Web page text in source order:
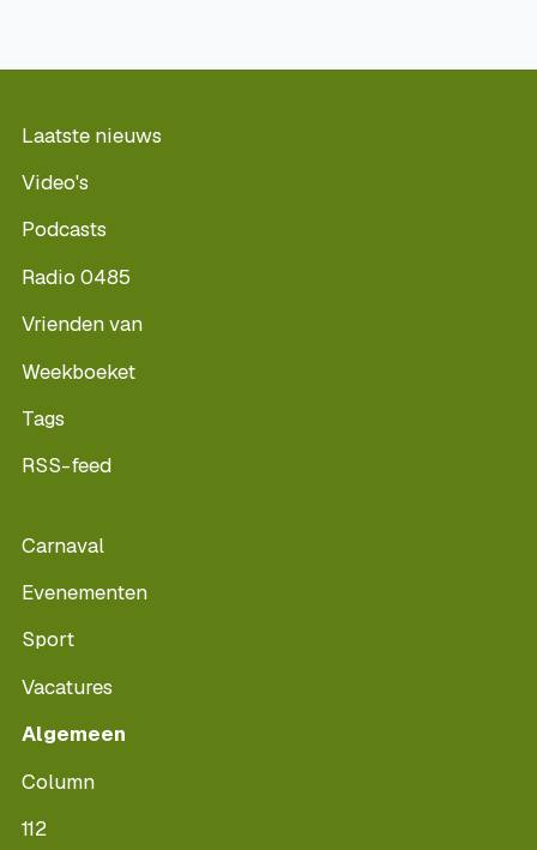
Laatste nieuws
Video's
Podcasts
Radio 0485
Vrienden van
Weekboeket
Tags
RSS-feed
Carnaval
Evenementen
Sport
Vacatures
Algemeen
Column
112